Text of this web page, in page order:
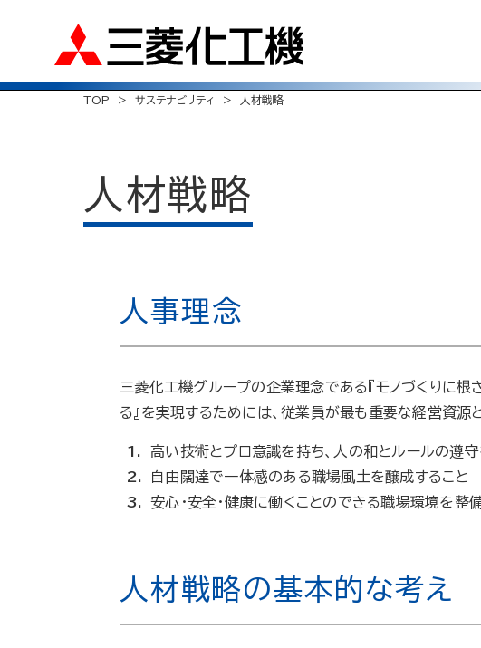
TOP サステナビリティ 人材戦略
人材戦略
人事理念
三菱化工機グループの企業理念である『モノづくりに
る』を実現するためには、従業員が最も重要な経営資源
高い技術とプロ意識を持ち、人の和とルールの遵
自由闊達で一体感のある職場風土を醸成すること
安心・安全・健康に働くことのできる職場環境を整
人材戦略の基本的な考え